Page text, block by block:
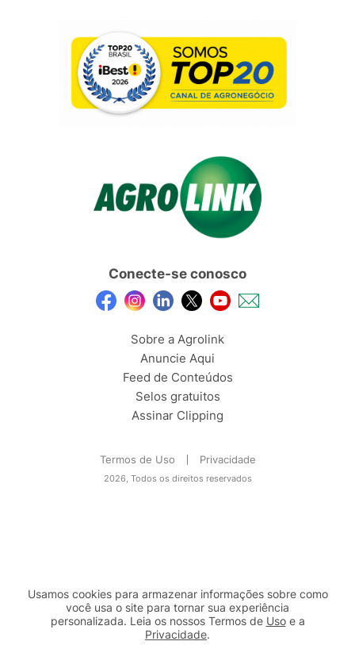
Conecte-se conosco
Sobre a Agrolink
Anuncie Aqui
Feed de Conteúdos
Selos gratuitos
Assinar Clipping
Termos de Uso Privacidade
2026, Todos os direitos reservados
Usamos cookies para armazenar informações sobre como
você usa o site para tornar sua experiência
personalizada. Leia os nossos Termos de Usoe a
Privacidade.